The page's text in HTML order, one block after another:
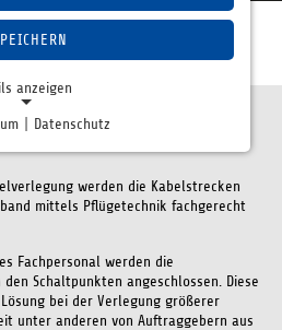
Kabelpflug-
werden die Kabelstrecken
mittels Pflügetechnik fachgerecht
Fachpersonal werden die
Schaltpunkten angeschlossen. Diese
bei der Verlegung größerer
unter anderen von Auftraggebern aus
anzeigen
grundlegende
einwandfreie Funktion der
Cookie
Datenschutz